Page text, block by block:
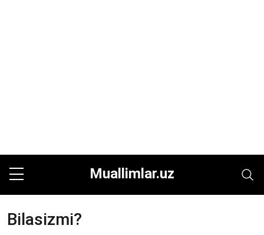
Muallimlar.uz
Bilasizmi?